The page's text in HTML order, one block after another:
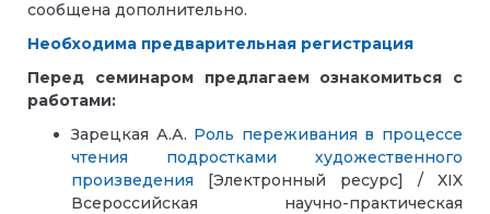
сообщена дополнительно.
Необходима предварительная регистрация
Перед семинаром предлагаем ознакомиться с
работами:
Зарецкая А.А. Роль переживания в процессе
чтения подростками художественного
произведения [Электронный ресурс] / ХIX
Всероссийская научно-практическая